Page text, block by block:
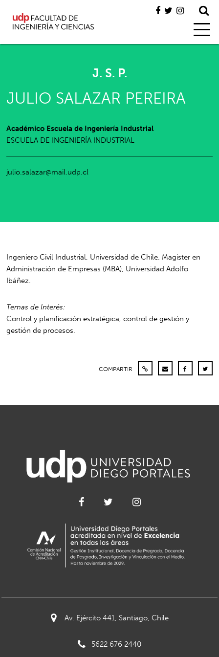
J. S. P.
JULIO SALAZAR PEREIRA
Académico Escuela de Ingeniería Industrial
ESCUELA DE INGENIERÍA INDUSTRIAL
julio.salazar@mail.udp.cl
Ingeniero Civil Industrial, Universidad de Chile. Magister en
Administración de Empresas (MBA), Universidad Adolfo
Ibáñez.
Temas de Interés:
Control y planificación estratégica, control de gestión y
gestión de procesos.
COMPARTIR
Av. Ejército 441, Santiago, Chile
5622 676 2440